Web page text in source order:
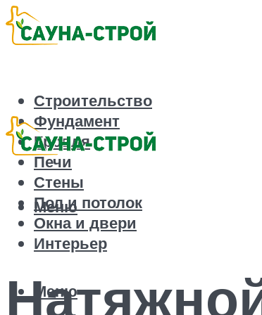
Строительство
Фундамент
Кровля
Печи
Стены
Пол и потолок
Окна и двери
Интерьер
Меню
Меню